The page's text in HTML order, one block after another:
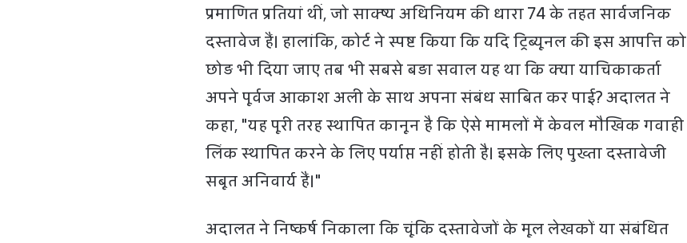
प्रमाणित प्रतियां थीं, जो साक्ष्य अधिनियम की धारा 74 के तहत सार्वजनिक
दस्तावेज हैं। हालांकि, कोर्ट ने स्पष्ट किया कि यदि ट्रिब्यूनल की इस आपत्ति को
छोड़ भी दिया जाए तब भी सबसे बड़ा सवाल यह था कि क्या याचिकाकर्ता
अपने पूर्वज आकाश अली के साथ अपना संबंध साबित कर पाई? अदालत ने
कहा, "यह पूरी तरह स्थापित कानून है कि ऐसे मामलों में केवल मौखिक गवाही
लिंक स्थापित करने के लिए पर्याप्त नहीं होती है। इसके लिए पुख्ता दस्तावेजी
सबूत अनिवार्य हैं।"
अदालत ने निष्कर्ष निकाला कि चूंकि दस्तावेजों के मूल लेखकों या संबंधित